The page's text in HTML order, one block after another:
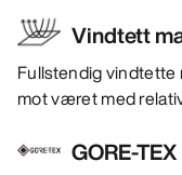
Vindtett
Fullstendig
mot været med
GORE-TEX